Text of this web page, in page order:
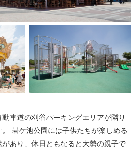
車道の刈谷パーキングエリアが隣り
岩ケ池公園には子供たちが楽しめる
あり、休日ともなると大勢の親子で